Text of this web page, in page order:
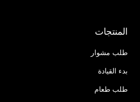
المنتجات
طلب مشوار
بدء القيادة
طلب طعام